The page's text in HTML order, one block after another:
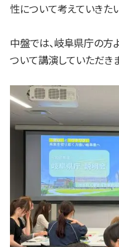
性について考えていきた
中盤では、岐阜県庁の方
ついて講演していただき